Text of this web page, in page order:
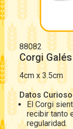
88082
Corgi Galés
4cm x 3.5cm
Datos
El Corgi
recibir tanto
regularidad.